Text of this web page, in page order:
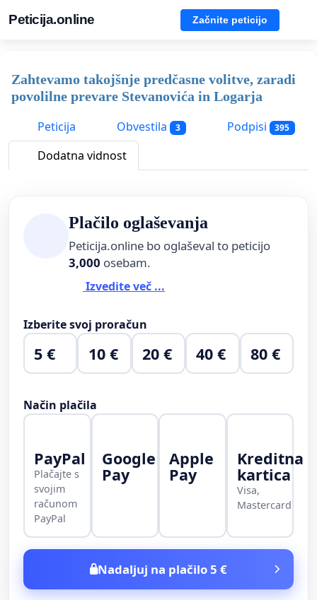
Peticija.online Začnite peticijo
Zahtevamo takojšnje predčasne volitve, zaradi
povolilne prevare Stevanovića in Logarja
Peticija
Obvestila 3 Podpisi 395
Dodatna vidnost
Plačilo oglaševanja
Peticija.online bo oglaševal to peticijo
3,000 osebam.
Izvedite več ...
Izberite svoj proračun
5 € 10 € 20 € 40 € 80 €
Način plačila
PayPal
Plačajte s
svojim
računom
PayPal
Google
Pay
Apple
Pay
Kreditna
kartica
Visa,
Mastercard
Nadaljuj na plačilo 5 €